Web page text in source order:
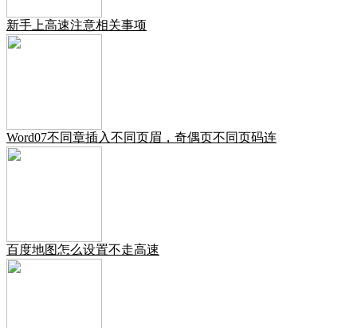
新手上高速注意相关事项
Word07不同章插入不同页眉，奇偶页不同页码连
百度地图怎么设置不走高速